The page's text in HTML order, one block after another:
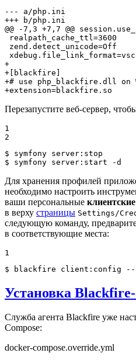
--- a/php.ini
+++ b/php.ini
@@ -7,3 +7,7 @@
realpath_cache_ttl=3600
zend.detect_unicode=Off
+
+[blackfire]
+# use php_blackfire.dll on
+extension=blackfire.so
Перезапустите веб-сервер,
1
2
$
$ symfony server:start -d
Для хранения профилей
необходимо настроить
ваши персональные клиентские
в верху страницы Settings/
следующую команду,
в соответствующие места:
1
$
blackfire client:config --
Установка
Служба агента Blackfire уже
Compose:
docker-compose.override.yml